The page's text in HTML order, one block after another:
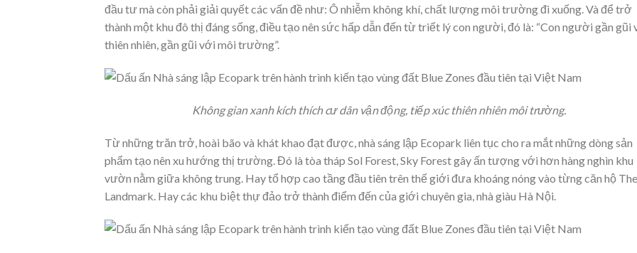
đầu tư mà còn phải giải quyết các vấn đề như: Ô nhiễm không khí, chất lượng môi trường đi xuống. Và để trở
thành một khu đô thị đáng sống, điều tạo nên sức hấp dẫn đến từ triết lý con người, đó là: “Con người gần gũi
thiên nhiên, gần gũi với môi trường”.
Không gian xanh kích thích cư dân vận động, tiếp xúc thiên nhiên môi trường.
Từ những trăn trở, hoài bão và khát khao đạt được, nhà sáng lập Ecopark liên tục cho ra mắt những dòng sản
phẩm tạo nên xu hướng thị trường. Đó là tòa tháp Sol Forest, Sky Forest gây ấn tượng với hơn hàng nghìn khu
vườn nằm giữa không trung. Hay tổ hợp cao tầng đầu tiên trên thế giới đưa khoáng nóng vào từng căn hộ The
Landmark. Hay các khu biệt thự đảo trở thành điểm đến của giới chuyên gia, nhà giàu Hà Nội.